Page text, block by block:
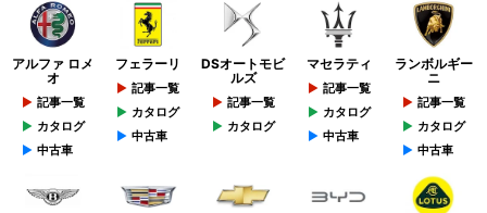
アルファ ロメ
オ
記事一覧
カタログ
中古車
フェラーリ
記事一覧
カタログ
中古車
DSオートモビ
ルズ
記事一覧
カタログ
マセラティ
記事一覧
カタログ
中古車
ランボルギー
ニ
記事一覧
カタログ
中古車